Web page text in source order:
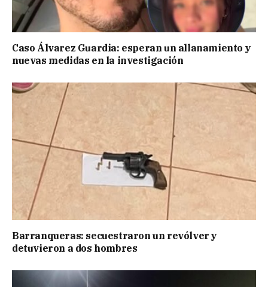
Caso Álvarez Guardia: esperan un allanamiento y
nuevas medidas en la investigación
Barranqueras: secuestraron un revólver y
detuvieron a dos hombres